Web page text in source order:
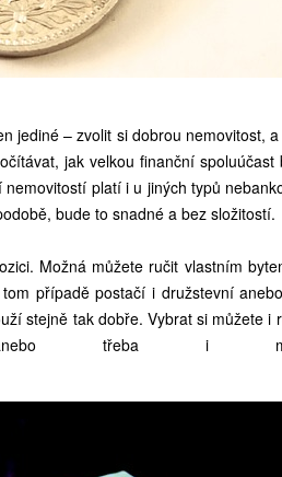
jediné – zvolit si dobrou nemovitost,
jak velkou finanční spoluúčast
platí i u jiných typů
bude to snadné a bez složitostí.
Možná můžete ručit vlastním
případě postačí i družstevní
stejně tak dobře. Vybrat si můžete i
třeba i